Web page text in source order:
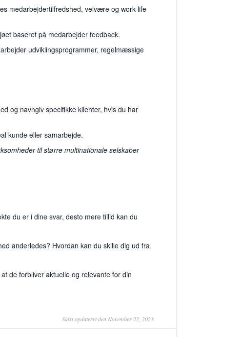
medarbejdertilfredshed, velvære og work-life
baseret på medarbejder feedback.
udviklingsprogrammer, regelmæssige
og navngiv specifikke klienter, hvis du har
kunde eller samarbejde.
til større multinationale selskaber
du er i dine svar, desto mere tillid kan du
anderledes? Hvordan kan du skille dig ud fra
de forbliver aktuelle og relevante for din
Sidst opdateret den November 22, 2023